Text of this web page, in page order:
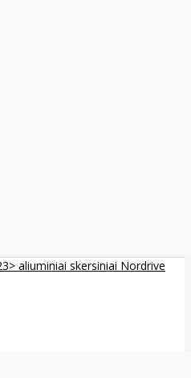
aliuminiai skersiniai Nordrive